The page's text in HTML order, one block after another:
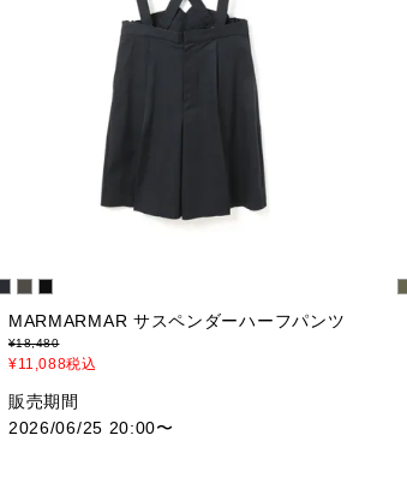
MARMARMAR サスペンダーハーフパンツ
¥18,480
¥11,088税込
販売期間
2026/06/25 20:00〜